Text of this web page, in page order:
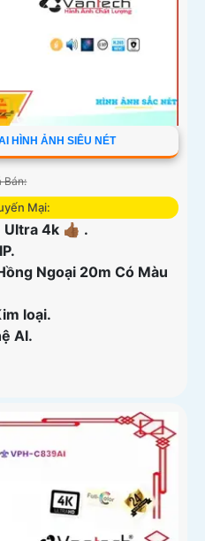
HÌNH ẢNH SIÊU NÉT
Bán:
Mại:
Ultra 4k 👍🏾 .
IP.
Ngoại 20m Có Màu
loại.
AI.